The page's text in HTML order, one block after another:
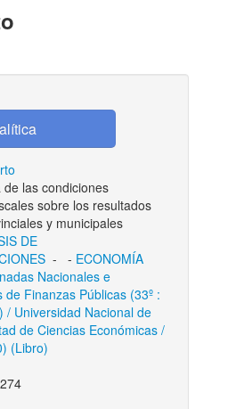
de las condiciones
sobre los resultados
y municipales
DE
- - ECONOMÍA
Nacionales e
de Finanzas Públicas (33º :
/ Universidad Nacional de
de Ciencias Económicas /
(Libro)